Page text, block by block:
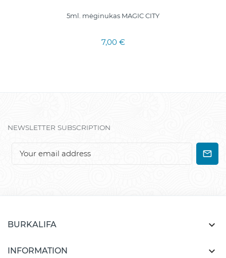
5ml. mėginukas MAGIC CITY
7,00 €
NEWSLETTER SUBSCRIPTION
BURKALIFA 
INFORMATION 